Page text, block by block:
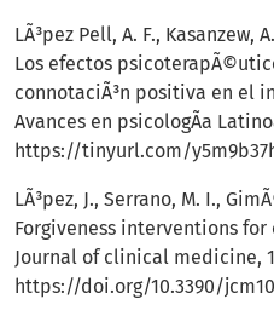
LÃ³pez Pell, A. F., Kasanzew,
Los efectos
connotaciÃ³n positiva en el
Avances en psicologÃ­a
https://tinyurl.com/
LÃ³pez, J., Serrano, M. I.,
Forgiveness interventions
Journal of clinical medicine,
https://doi.org/10.3390/